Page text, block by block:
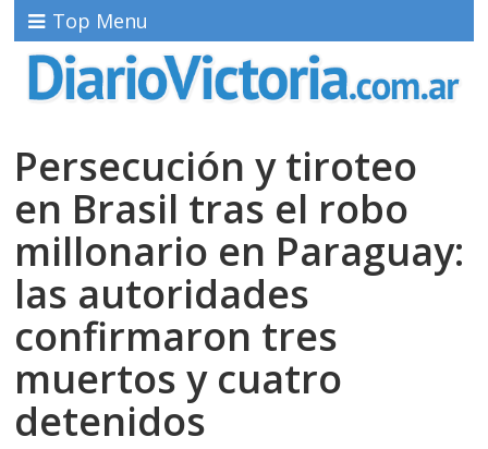
Top Menu
Persecución y tiroteo
en Brasil tras el robo
millonario en Paraguay:
las autoridades
confirmaron tres
muertos y cuatro
detenidos